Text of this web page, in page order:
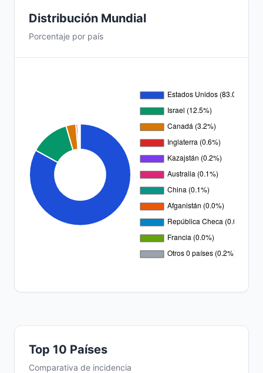
Distribución Mundial
Porcentaje por país
Top 10 Países
Comparativa de incidencia